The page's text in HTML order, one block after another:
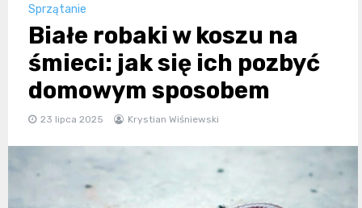
Sprzątanie
Białe robaki w koszu na
śmieci: jak się ich pozbyć
domowym sposobem
23 lipca 2025 Krystian Wiśniewski